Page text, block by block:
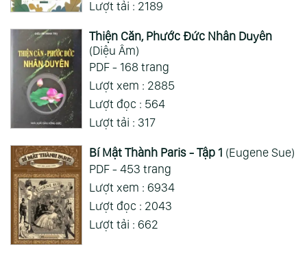
Lượt tải : 2189
Thiện Căn, Phước Đức Nhân Duyên
(Diệu Âm)
PDF - 168 trang
Lượt xem : 2885
Lượt đọc : 564
Lượt tải : 317
Bí Mật Thành Paris - Tập 1 (Eugene Sue)
PDF - 453 trang
Lượt xem : 6934
Lượt đọc : 2043
Lượt tải : 662